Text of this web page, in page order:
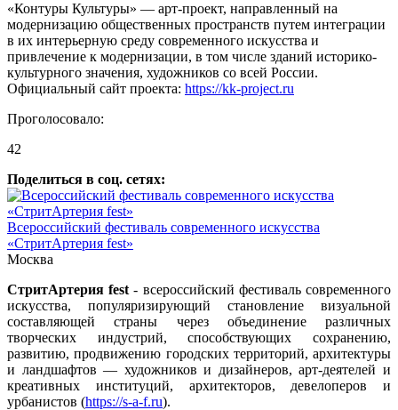
«Контуры Культуры» — арт-проект, направленный на
модернизацию общественных пространств путем интеграции
в их интерьерную среду современного искусства и
привлечение к модернизации, в том числе зданий историко-
культурного значения, художников со всей России.
Официальный сайт проекта: https://kk-project.ru
Проголосовало:
42
Поделиться в соц. сетях:
Всероссийский фестиваль современного искусства
«СтритАртерия fest»
Москва
СтритАртерия fest - всероссийский фестиваль современного
искусства, популяризирующий становление визуальной
составляющей страны через объединение различных
творческих индустрий, способствующих сохранению,
развитию, продвижению городских территорий, архитектуры
и ландшафтов — художников и дизайнеров, арт-деятелей и
креативных институций, архитекторов, девелоперов и
урбанистов (https://s-a-f.ru).